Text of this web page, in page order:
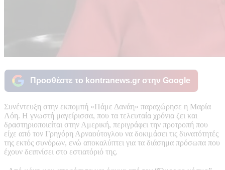
Προσθέστε το kontranews.gr στην Google
Συνέντευξη στην εκπομπή «Πάμε Δανάη» παραχώρησε η Μαρία
Λόη. Η γνωστή μαγείρισσα, που τα τελευταία χρόνια ζει και
δραστηριοποιείται στην Αμερική, περιγράφει την προτροπή που
είχε από τον Γρηγόρη Αρναούτογλου να δοκιμάσει τις δυνατότητές
της εκτός συνόρων, ενώ αποκαλύπτει για τα διάσημα πρόσωπα που
έχουν δειπνίσει στο εστιατόριό της.